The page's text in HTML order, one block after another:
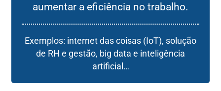
aumentar a eficiência no trabalho.
Exemplos: internet das coisas (IoT), solução
de RH e gestão, big data e inteligência
artificial…